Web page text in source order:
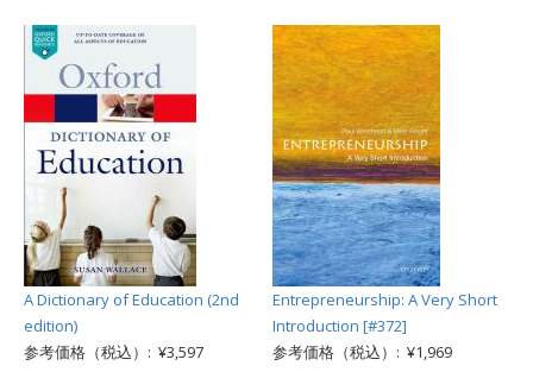
A Dictionary of Education (2nd
edition)
参考価格（税込）: ¥3,597
Entrepreneurship: A Very Short
Introduction [#372]
参考価格（税込）: ¥1,969